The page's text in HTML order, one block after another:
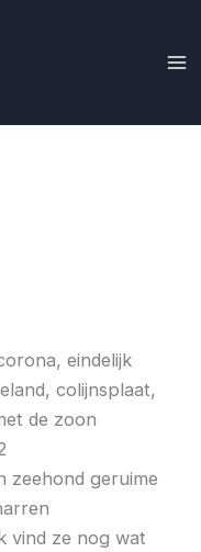
eindelijk
colijnsplaat,
de zoon
zeehond geruime
vind ze nog wat